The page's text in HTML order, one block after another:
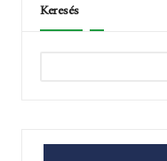
Keresés